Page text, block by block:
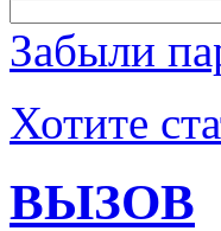
Забыли
Хотите
ВЫЗОВ